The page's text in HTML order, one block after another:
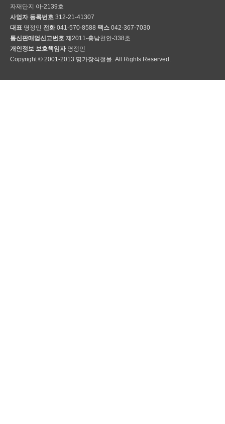
자재단지 아-2139호
사업자 등록번호 312-21-41307
대표 명정민 전화 041-570-8588 팩스 042-367-7030
통신판매업신고번호 제2011-충남천안-338호
개인정보 보호책임자 명정민
Copyright © 2001-2013 명가장식철물. All Rights Reserved.